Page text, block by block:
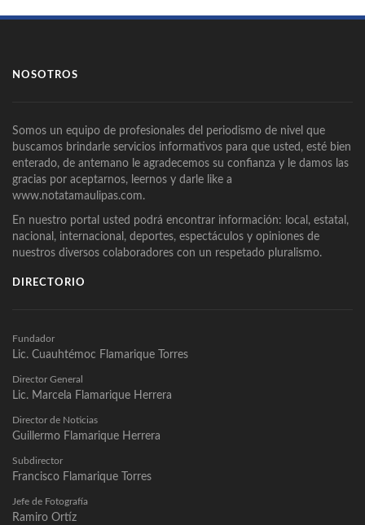
NOSOTROS
Somos un equipo de profesionales del periodismo de nivel que
buscamos brindarle servicios informativos para que usted, esté bien
enterado, de antemano le agradecemos su confianza y le damos las
gracias por aceptarnos, leernos y darle like a
www.notatamaulipas.com.
En nuestro portal usted podrá encontrar información: local, estatal,
nacional, internacional, deportes, espectáculos y opiniones de
nuestros diversos colaboradores con un respetado pluralismo.
DIRECTORIO
Fundador
Lic. Cuauhtémoc Flamarique Torres
Director General
Lic. Marcela Flamarique Herrera
Director de Noticias
Guillermo Flamarique Herrera
Subdirector
Francisco Flamarique Torres
Jefe de Fotografía
Ramiro Ortíz